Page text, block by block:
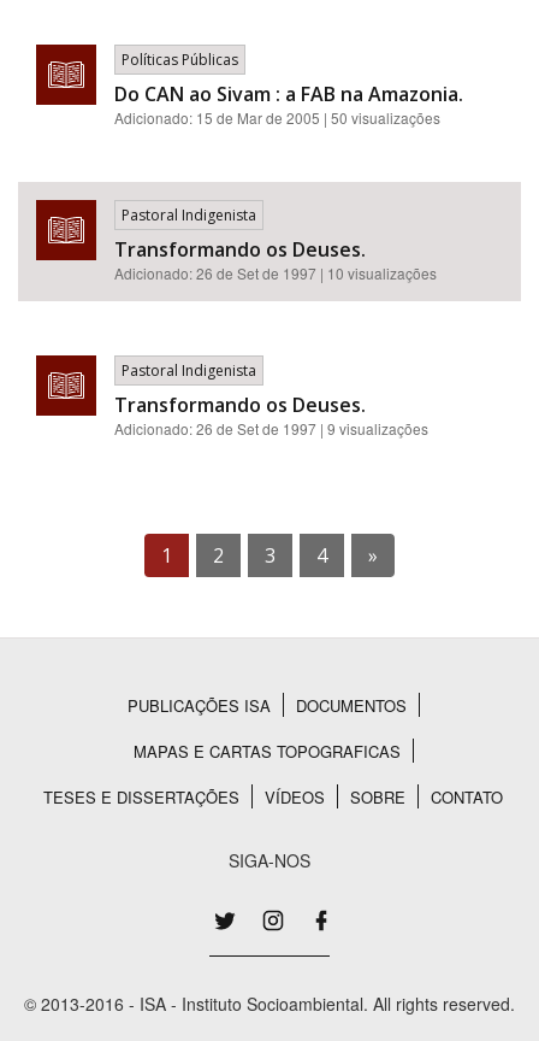
Políticas Públicas
Do CAN ao Sivam : a FAB na Amazonia.
Adicionado: 15 de Mar de 2005 | 50 visualizações
Pastoral Indigenista
Transformando os Deuses.
Adicionado:26 de Set de 1997 | 10 visualizações
Pastoral Indigenista
Transformando os Deuses.
Adicionado:26 de Set de 1997 | 9 visualizações
1 2 3 4 »
Rodapé
PUBLICAÇÕES ISA
DOCUMENTOS
MAPAS E CARTAS TOPOGRAFICAS
TESES E DISSERTAÇÕES
VÍDEOS SOBRE CONTATO
SIGA-NOS
© 2013-2016 - ISA - Instituto Socioambiental. All rights reserved.